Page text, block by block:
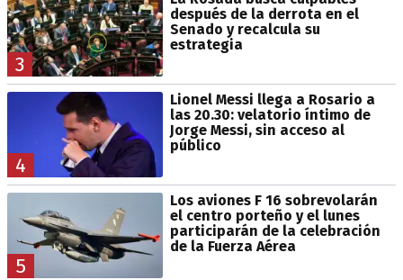
3
después de la derrota en el
Senado y recalcula su
estrategia
4
Lionel Messi llega a Rosario a
las 20.30: velatorio íntimo de
Jorge Messi, sin acceso al
público
5
Los aviones F 16 sobrevolarán
el centro porteño y el lunes
participarán de la celebración
de la Fuerza Aérea